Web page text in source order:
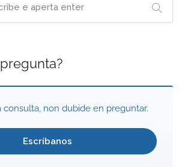
consulta, non dubide en preguntar.
Escríbanos